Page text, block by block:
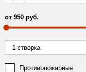
от 950 руб.
Противопожарные